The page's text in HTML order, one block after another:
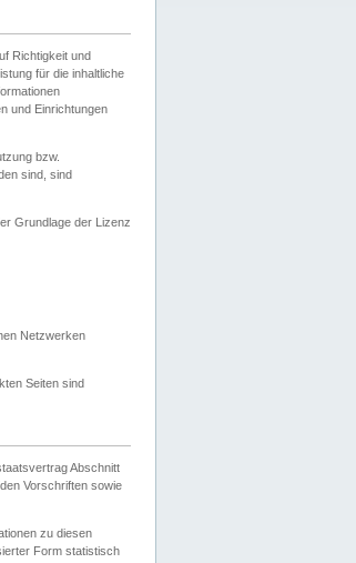
Richtigkeit und
für die inhaltliche
und Einrichtungen
bzw.
sind, sind
Grundlage der Lizenz
Netzwerken
Seiten sind
Abschnitt
Vorschriften sowie
zu diesen
Form statistisch